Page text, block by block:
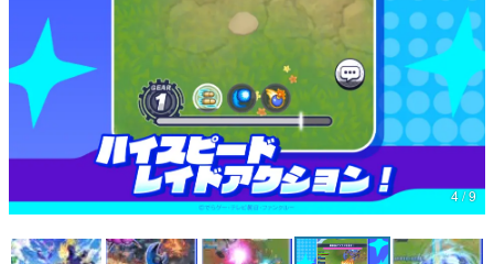
電ファミニコゲーマーとは？
運営：株式会社マレ
4 / 9